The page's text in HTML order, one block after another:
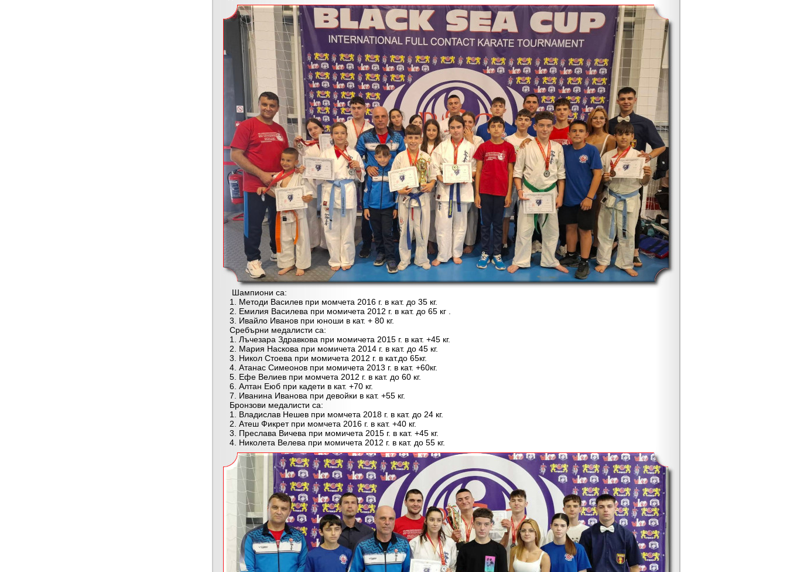
Шампиони са:
1. Методи Василев при момчета 2016 г. в кат. до 35 кг.
2. Емилия Василева при момичета 2012 г. в кат. до 65 кг .
3. Ивайло Иванов при юноши в кат. + 80 кг.
Сребърни медалисти са:
1. Лъчезара Здравкова при момичета 2015 г. в кат. +45 кг.
2. Мария Наскова при момичета 2014 г. в кат. до 45 кг.
3. Никол Стоева при момичета 2012 г. в кат.до 65кг.
4. Атанас Симеонов при момичета 2013 г. в кат. +60кг.
5. Ефе Велиев при момчета 2012 г. в кат. до 60 кг.
6. Алтан Еюб при кадети в кат. +70 кг.
7. Иванина Иванова при девойки в кат. +55 кг.
Бронзови медалисти са:
1. Владислав Нешев при момчета 2018 г. в кат. до 24 кг.
2. Атеш Фикрет при момчета 2016 г. в кат. +40 кг.
3. Преслава Вичева при момичета 2015 г. в кат. +45 кг.
4. Николета Велева при момичета 2012 г. в кат. до 55 кг.